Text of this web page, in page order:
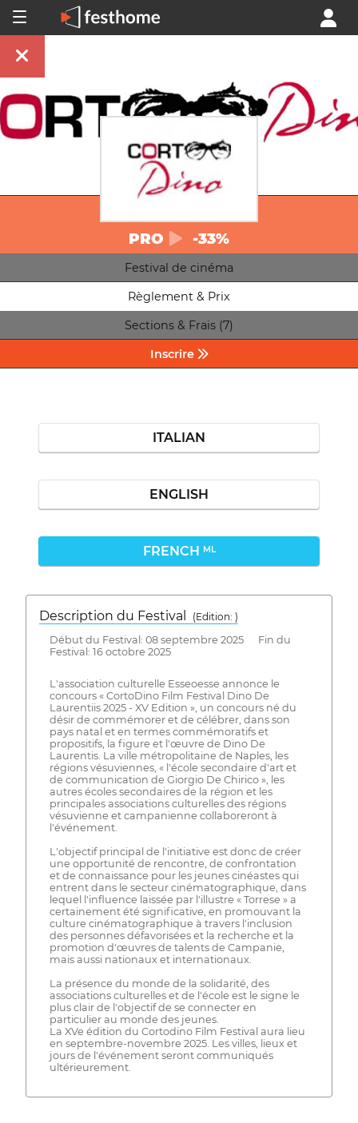
PRO -33%
Festival de cinéma
Règlement & Prix
Sections & Frais (7)
Inscrire
ITALIAN
ENGLISH
FRENCH ML
Description du Festival
( Edition: )
Début du Festival: 08 septembre 2025 Fin du
Festival: 16 octobre 2025
L'association culturelle Esseoesse annonce le
concours « CortoDino Film Festival Dino De
Laurentiis 2025 - XV Edition », un concours né du
désir de commémorer et de célébrer, dans son
pays natal et en termes commémoratifs et
propositifs, la figure et l'œuvre de Dino De
Laurentis. La ville métropolitaine de Naples, les
régions vésuviennes, « l'école secondaire d'art et
de communication de Giorgio De Chirico », les
autres écoles secondaires de la région et les
principales associations culturelles des régions
vésuvienne et campanienne collaboreront à
l'événement.
L'objectif principal de l'initiative est donc de créer
une opportunité de rencontre, de confrontation
et de connaissance pour les jeunes cinéastes qui
entrent dans le secteur cinématographique, dans
lequel l'influence laissée par l'illustre « Torrese » a
certainement été significative, en promouvant la
culture cinématographique à travers l'inclusion
des personnes défavorisées et la recherche et la
promotion d'œuvres de talents de Campanie,
mais aussi nationaux et internationaux.
La présence du monde de la solidarité, des
associations culturelles et de l'école est le signe le
plus clair de l'objectif de se connecter en
particulier au monde des jeunes.
La XVe édition du Cortodino Film Festival aura lieu
en septembre-novembre 2025. Les villes, lieux et
jours de l'événement seront communiqués
ultérieurement.